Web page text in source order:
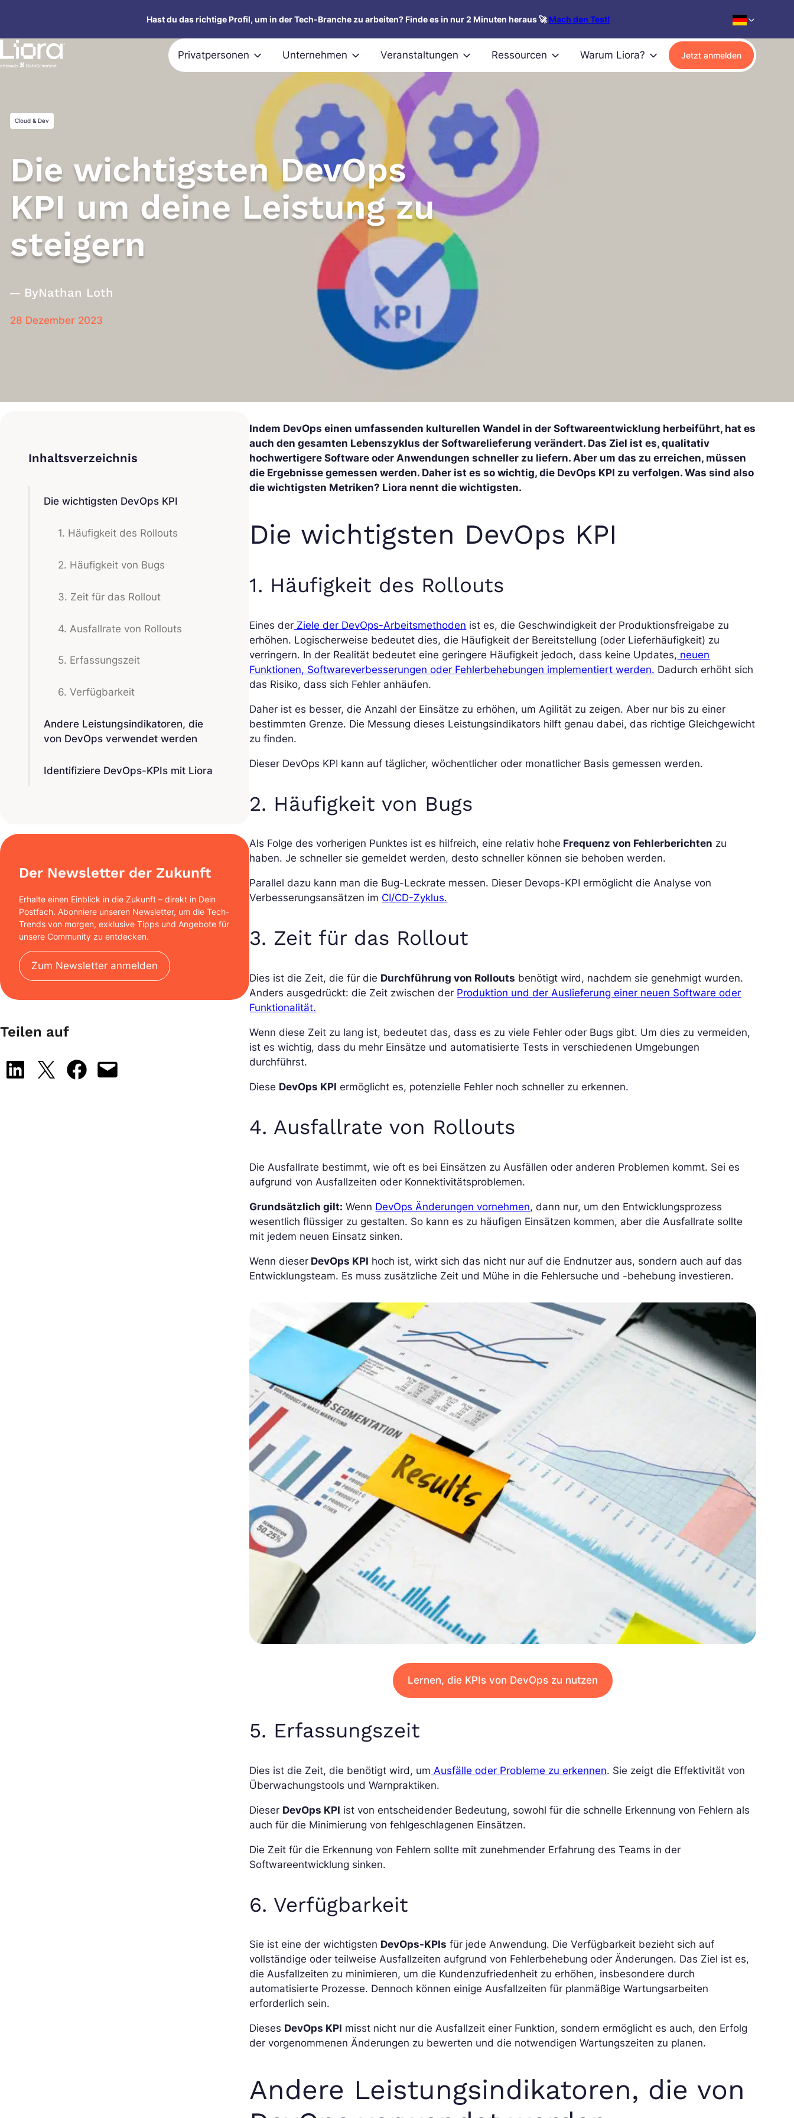
springen
Hast du das richtige Profil, um in der Tech-Branche zu arbeiten? Finde es in nur 2 Minuten heraus 🚀Mach den Test!
Privatpersonen Unternehmen Veranstaltungen Ressourcen Warum Liora? Jetzt anmelden
Cloud & Dev
Die wichtigsten DevOps
KPI um deine Leistung zu
steigern
ByNathan Loth
28 Dezember 2023
Die wichtigsten DevOps KPI
1. Häufigkeit des Rollouts
2. Häufigkeit von Bugs
3. Zeit für das Rollout
4. Ausfallrate von Rollouts
5. Erfassungszeit
6. Verfügbarkeit
Andere Leistungsindikatoren, die
von DevOps verwendet werden
Identifiziere DevOps-KPIs mit Liora
Der Newsletter der Zukunft
Erhalte einen Einblick in die Zukunft – direkt in Dein
Postfach. Abonniere unseren Newsletter, um die Tech-
Trends von morgen, exklusive Tipps und Angebote für
unsere Community zu entdecken.
Zum Newsletter anmelden
Teilen auf
Share on LinkedIn
Share on X Share on Facebook
Email this Page
Indem DevOps einen umfassenden kulturellen Wandel in der Softwareentwicklung herbeiführt, hat es
auch den gesamten Lebenszyklus der Softwarelieferung verändert. Das Ziel ist es, qualitativ
hochwertigere Software oder Anwendungen schneller zu liefern. Aber um das zu erreichen, müssen
die Ergebnisse gemessen werden. Daher ist es so wichtig, die DevOps KPI zu verfolgen. Was sind also
die wichtigsten Metriken? Liora nennt die wichtigsten.
Die wichtigsten DevOps KPI
1. Häufigkeit des Rollouts
Eines der Ziele der DevOps-Arbeitsmethoden ist es, die Geschwindigkeit der Produktionsfreigabe zu
erhöhen. Logischerweise bedeutet dies, die Häufigkeit der Bereitstellung (oder Lieferhäufigkeit) zu
verringern. In der Realität bedeutet eine geringere Häufigkeit jedoch, dass keine Updates, neuen
Funktionen, Softwareverbesserungen oder Fehlerbehebungen implementiert werden. Dadurch erhöht sich
das Risiko, dass sich Fehler anhäufen.
Daher ist es besser, die Anzahl der Einsätze zu erhöhen, um Agilität zu zeigen. Aber nur bis zu einer
bestimmten Grenze. Die Messung dieses Leistungsindikators hilft genau dabei, das richtige Gleichgewicht
zu finden.
Dieser DevOps KPI kann auf täglicher, wöchentlicher oder monatlicher Basis gemessen werden.
2. Häufigkeit von Bugs
Als Folge des vorherigen Punktes ist es hilfreich, eine relativ hohe Frequenz von Fehlerberichten zu
haben. Je schneller sie gemeldet werden, desto schneller können sie behoben werden.
Parallel dazu kann man die Bug-Leckrate messen. Dieser Devops-KPI ermöglicht die Analyse von
Verbesserungsansätzen im CI/CD-Zyklus.
3. Zeit für das Rollout
Dies ist die Zeit, die für die Durchführung von Rollouts benötigt wird, nachdem sie genehmigt wurden.
Anders ausgedrückt: die Zeit zwischen der Produktion und der Auslieferung einer neuen Software oder
Funktionalität.
Wenn diese Zeit zu lang ist, bedeutet das, dass es zu viele Fehler oder Bugs gibt. Um dies zu vermeiden,
ist es wichtig, dass du mehr Einsätze und automatisierte Tests in verschiedenen Umgebungen
durchführst.
Diese DevOps KPI ermöglicht es, potenzielle Fehler noch schneller zu erkennen.
4. Ausfallrate von Rollouts
Die Ausfallrate bestimmt, wie oft es bei Einsätzen zu Ausfällen oder anderen Problemen kommt. Sei es
aufgrund von Ausfallzeiten oder Konnektivitätsproblemen.
Grundsätzlich gilt: Wenn DevOps Änderungen vornehmen, dann nur, um den Entwicklungsprozess
wesentlich flüssiger zu gestalten. So kann es zu häufigen Einsätzen kommen, aber die Ausfallrate sollte
mit jedem neuen Einsatz sinken.
Wenn dieser DevOps KPI hoch ist, wirkt sich das nicht nur auf die Endnutzer aus, sondern auch auf das
Entwicklungsteam. Es muss zusätzliche Zeit und Mühe in die Fehlersuche und -behebung investieren.
Lernen, die KPIs von DevOps zu nutzen
5. Erfassungszeit
Dies ist die Zeit, die benötigt wird, um Ausfälle oder Probleme zu erkennen. Sie zeigt die Effektivität von
Überwachungstools und Warnpraktiken.
Dieser DevOps KPI ist von entscheidender Bedeutung, sowohl für die schnelle Erkennung von Fehlern als
auch für die Minimierung von fehlgeschlagenen Einsätzen.
Die Zeit für die Erkennung von Fehlern sollte mit zunehmender Erfahrung des Teams in der
Softwareentwicklung sinken.
6. Verfügbarkeit
Sie ist eine der wichtigsten DevOps-KPIs für jede Anwendung. Die Verfügbarkeit bezieht sich auf
vollständige oder teilweise Ausfallzeiten aufgrund von Fehlerbehebung oder Änderungen. Das Ziel ist es,
die Ausfallzeiten zu minimieren, um die Kundenzufriedenheit zu erhöhen, insbesondere durch
automatisierte Prozesse. Dennoch können einige Ausfallzeiten für planmäßige Wartungsarbeiten
erforderlich sein.
Dieses DevOps KPI misst nicht nur die Ausfallzeit einer Funktion, sondern ermöglicht es auch, den Erfolg
der vorgenommenen Änderungen zu bewerten und die notwendigen Wartungszeiten zu planen.
Andere Leistungsindikatoren, die von